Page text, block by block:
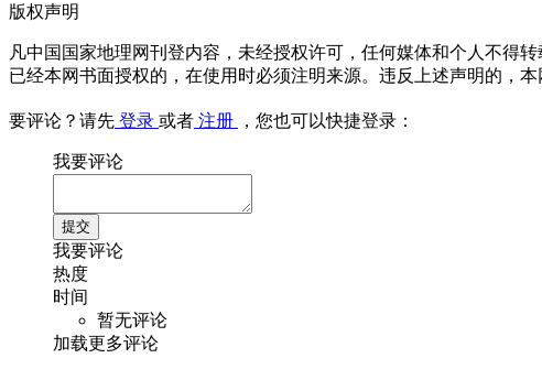
版权声明
凡中国国家地理网刊登内容，未经授权许可，任何媒体和个人不得
已经本网书面授权的，在使用时必须注明来源。违反上述声明的，本
要评论？请先 登录 或者 注册 ，您也可以快捷登录：
我要评论
我要评论
热度
时间
暂无评论
加载更多评论